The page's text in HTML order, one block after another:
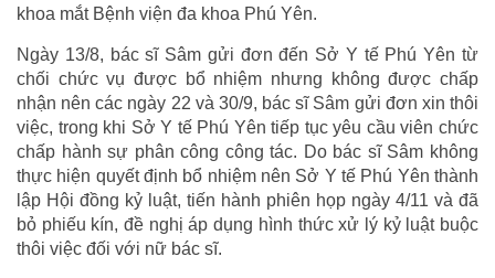
khoa mắt Bệnh viện đa khoa Phú Yên.
Ngày 13/8, bác sĩ Sâm gửi đơn đến Sở Y tế Phú Yên từ
chối chức vụ được bổ nhiệm nhưng không được chấp
nhận nên các ngày 22 và 30/9, bác sĩ Sâm gửi đơn xin thôi
việc, trong khi Sở Y tế Phú Yên tiếp tục yêu cầu viên chức
chấp hành sự phân công công tác. Do bác sĩ Sâm không
thực hiện quyết định bổ nhiệm nên Sở Y tế Phú Yên thành
lập Hội đồng kỷ luật, tiến hành phiên họp ngày 4/11 và đã
bỏ phiếu kín, đề nghị áp dụng hình thức xử lý kỷ luật buộc
thôi việc đối với nữ bác sĩ.